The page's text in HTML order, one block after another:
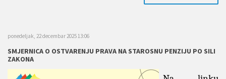
ponedeljak, 22 decembar 2025 13:06
SMJERNICA O OSTVARENJU PRAVA NA STAROSNU PENZIJU PO SILI
ZAKONA